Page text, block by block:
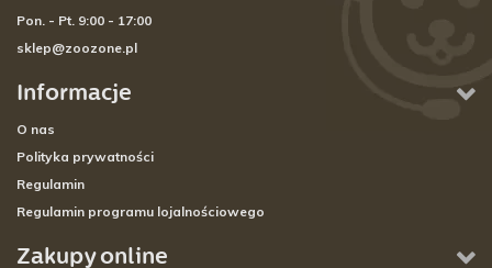
Informacje
O nas
Polityka prywatności
Regulamin
Regulamin programu lojalnościowego
Zakupy online
Pon. - Pt. 9:00 - 17:00
sklep@zoozone.pl